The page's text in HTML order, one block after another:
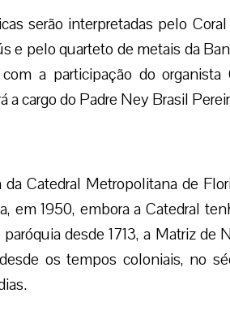
serão interpretadas pelo
e pelo quarteto de metais da
a participação do
a cargo do Padre Ney Brasil
da Catedral Metropolitana de
em 1950, embora a Catedral
desde 1713, a Matriz de
os tempos coloniais, no